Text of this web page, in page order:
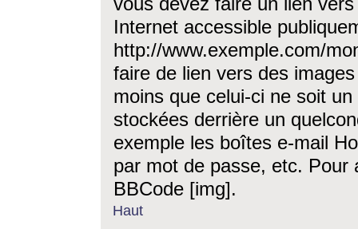
Internet accessible
http://www.exemple.com/
faire de lien vers des
moins que celui-ci ne soit
stockées derrière un
exemple les boîtes e-mail
par mot de passe, etc. Pour
BBCode [img].
Haut